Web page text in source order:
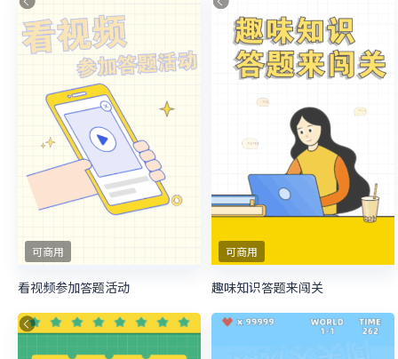
可商用
看视频参加答题活动
可商用
趣味知识答题来闯关